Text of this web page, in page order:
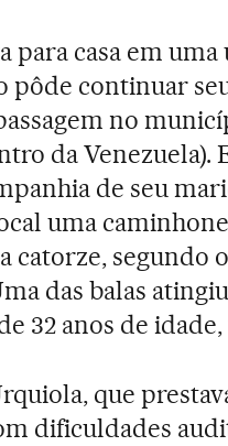
para casa em
pôde continuar
no
da
de seu
uma
catorze, segundo
das balas
32 anos de
que
dificuldades